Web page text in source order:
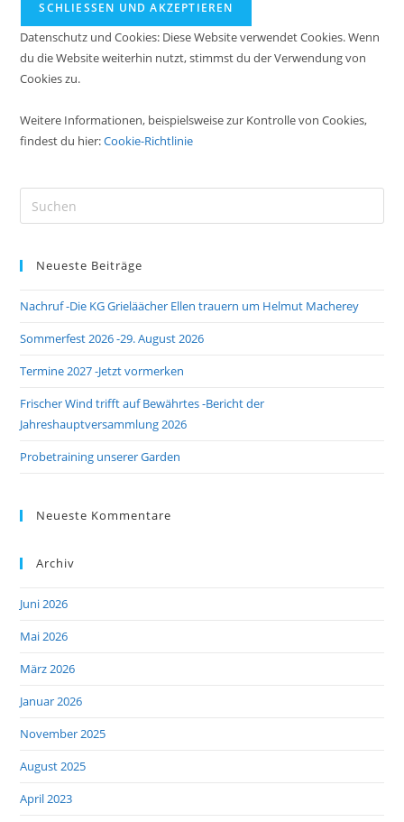
Datenschutz und Cookies: Diese Website verwendet Cookies. Wenn
du die Website weiterhin nutzt, stimmst du der Verwendung von
Cookies zu.
Weitere Informationen, beispielsweise zur Kontrolle von Cookies,
findest du hier:Cookie-Richtlinie
Neueste Beiträge
Nachruf -Die KG Grieläächer Ellen trauern um Helmut Macherey
Sommerfest 2026 -29. August 2026
Termine 2027 -Jetzt vormerken
Frischer Wind trifft auf Bewährtes -Bericht der
Jahreshauptversammlung 2026
Probetraining unserer Garden
Neueste Kommentare
Archiv
Juni 2026
Mai 2026
März 2026
Januar 2026
November 2025
August 2025
April 2023